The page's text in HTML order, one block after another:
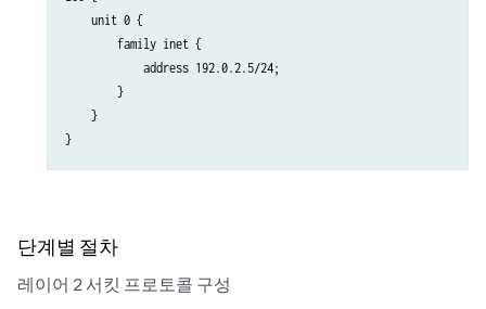
    unit 0 {
        family inet {
            address 192.0.2.5/24;
        }
    }
단계별 절차
레이어 2 서킷 프로토콜 구성